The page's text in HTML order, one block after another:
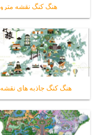
هنگ کنگ نقشه مترو
هنگ کنگ جاذبه های نقشه